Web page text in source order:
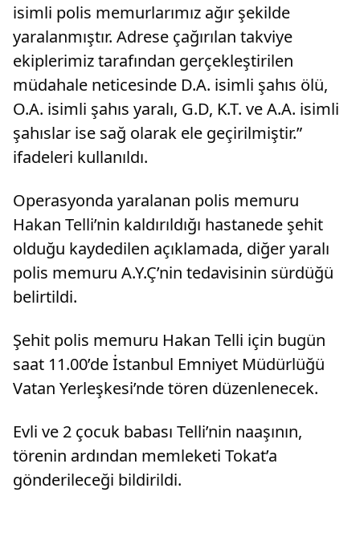
isimli polis memurlarımız ağır şekilde
yaralanmıştır. Adrese çağırılan takviye
ekiplerimiz tarafından gerçekleştirilen
müdahale neticesinde D.A. isimli şahıs ölü,
O.A. isimli şahıs yaralı, G.D, K.T. ve A.A. isimli
şahıslar ise sağ olarak ele geçirilmiştir.”
ifadeleri kullanıldı.
Operasyonda yaralanan polis memuru
Hakan Telli’nin kaldırıldığı hastanede şehit
olduğu kaydedilen açıklamada, diğer yaralı
polis memuru A.Y.Ç’nin tedavisinin sürdüğü
belirtildi.
Şehit polis memuru Hakan Telli için bugün
saat 11.00’de İstanbul Emniyet Müdürlüğü
Vatan Yerleşkesi’nde tören düzenlenecek.
Evli ve 2 çocuk babası Telli’nin naaşının,
törenin ardından memleketi Tokat’a
gönderileceği bildirildi.